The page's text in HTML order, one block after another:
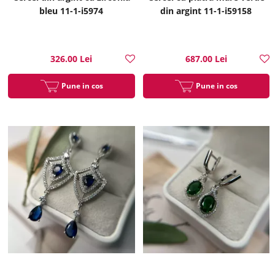
bleu 11-1-i5974
326.00 Lei
Pune in cos
din argint 11-1-i59158
687.00 Lei
Pune in cos